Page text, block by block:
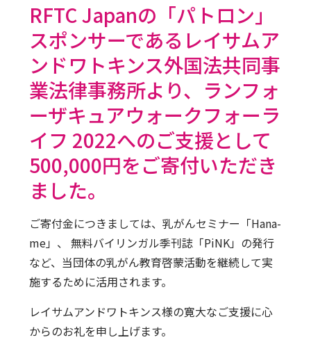
RFTC Japanの「パトロン」
スポンサーであるレイサムア
ンドワトキンス外国法共同事
業法律事務所より、ランフォ
ーザキュアウォークフォーラ
イフ 2022へのご支援として
500,000円をご寄付いただき
ました。
ご寄付金につきましては、乳がんセミナー「Hana-
me」、 無料バイリンガル季刊誌「PiNK」の発行
など、当団体の乳がん教育啓蒙活動を継続して実
施するために活用されます。
レイサムアンドワトキンス様の寛大なご支援に心
からのお礼を申し上げます。